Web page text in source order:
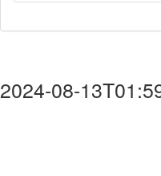
2024-08-